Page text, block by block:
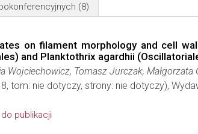
(8)
on filament morphology and cell
and Planktothrix agardhii
Wojciechowicz, Tomasz Jurczak,
tom: nie dotyczy, strony: nie dotyczy),
do publikacji